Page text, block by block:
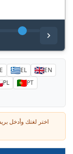
EL
EN
PL
PT
اختر لغتك وأدخل